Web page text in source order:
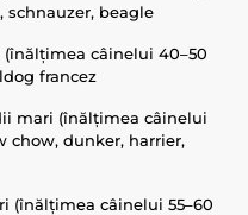
schnauzer, beagle
(înălțimea câinelui 40–50
francez
mari (înălțimea câinelui
chow, dunker, harrier,
(înălțimea câinelui 55–60